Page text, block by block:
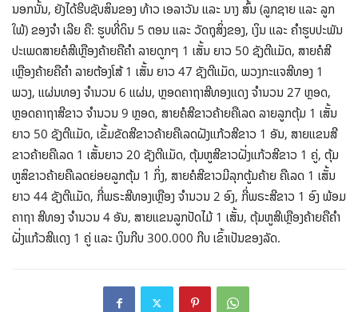
ນອກນັ້ນ, ຍັງໄດ້ຮີບຊັບສິນຂອງ ທ້າວ ເອລາວັນ ແລະ ນາງ ສົ້ນ (ລູກຊາຍ ແລະ ລູກ
ໃພ້) ຂອງຈໍາ ເລີຍ ຄື: ຮູບທີ່ດິນ 5 ຕອນ ແລະ ວັດຖຸສິ່ງຂອງ, ເງິນ ແລະ ຄໍາຮູບປະພັນ
ປະເພດສາຍຄໍສີເຫຼືອງຄ້າຍຄືຄໍາ ລາຍດູກໆ 1 ເສັ້ນ ຍາວ 50 ຊັງຕີແມັດ, ສາຍຄໍສີ
ເຫຼືອງຄ້າຍຄືຄໍາ ລາຍຕ້ອງໂສ້ 1 ເສັ້ນ ຍາວ 47 ຊັງຕີແມັດ, ພວງກະແຈສີທອງ 1
ພວງ, ແຜ່ນທອງ ຈໍານວນ 6 ແຜ່ນ, ຫຼອດຄາຖາສີທອງແດງ ຈໍານວນ 27 ຫຼອດ,
ຫຼອດຄາຖາສີຂາວ ຈໍານວນ 9 ຫຼອດ, ສາຍຄໍສີຂາວຄ້າຍຄືເລດ ລາຍລູກຕຸ້ມ 1 ເສັ້ນ
ຍາວ 50 ຊັງຕີແມັດ, ເຂັ້ມຂັດສີຂາວຄ້າຍຄືເລດຝັງແກ້ວສີຂາວ 1 ອັນ, ສາຍແຂນສີ
ຂາວຄ້າຍຄືເລດ 1 ເສັ້ນຍາວ 20 ຊັງຕີແມັດ, ຕຸ້ມຫູສີຂາວຝັ່ງແກ້ວສີຂາວ 1 ຄູ່, ຕຸ້ມ
ຫູສິຂາວຄ້າຍຄືເລດຍ່ອຍລູກຕຸ້ມ 1 ກິ່ງ, ສາຍຄໍສີຂາວມີລຸກຕູ້ມຄ້າຍ ຄືເລດ 1 ເສັ້ນ
ຍາວ 44 ຊັງຕີແມັດ, ກີ່ພຣະສີທອງເຫຼືອງ ຈໍານວນ 2 ອົງ, ກີ່ພຣະສີຂາວ 1 ອົງ ພ້ອມ
ຄາຖາ ສີທອງ ຈໍານວນ 4 ອັນ, ສາຍແຂນລູກປັດໄມ້ 1 ເສັ້ນ, ຕຸ້ມຫູສີເຫຼືອງຄ້າຍຄືຄໍາ
ຝັ່ງແກ້ວສີແດງ 1 ຄູ່ ແລະ ເງິນກີບ 300.000 ກີບ ເຂົ້າເປັນຂອງລັດ.